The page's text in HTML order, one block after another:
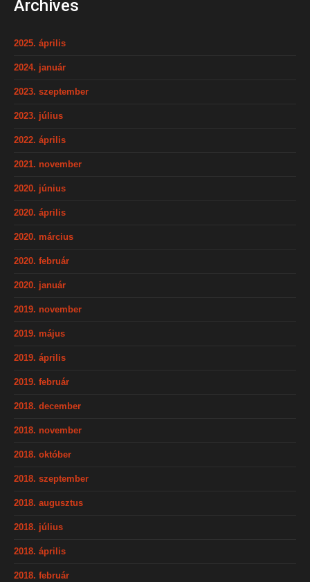
Archives
2025. április
2024. január
2023. szeptember
2023. július
2022. április
2021. november
2020. június
2020. április
2020. március
2020. február
2020. január
2019. november
2019. május
2019. április
2019. február
2018. december
2018. november
2018. október
2018. szeptember
2018. augusztus
2018. július
2018. április
2018. február